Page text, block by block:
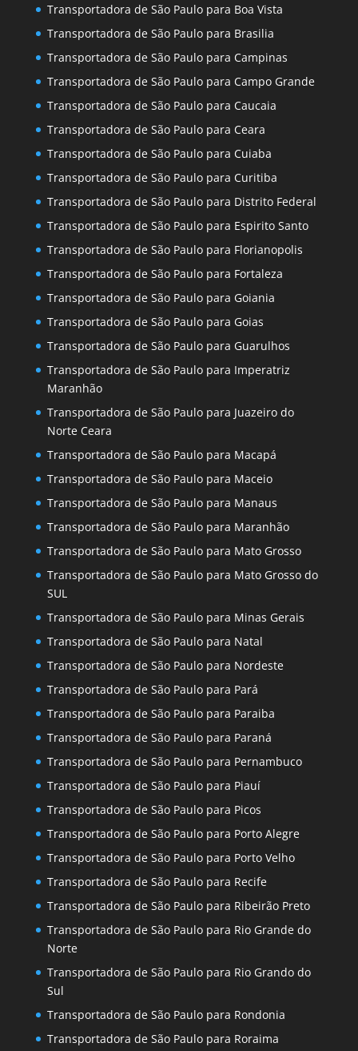
Transportadora de São Paulo para Boa Vista
Transportadora de São Paulo para Brasilia
Transportadora de São Paulo para Campinas
Transportadora de São Paulo para Campo Grande
Transportadora de São Paulo para Caucaia
Transportadora de São Paulo para Ceara
Transportadora de São Paulo para Cuiaba
Transportadora de São Paulo para Curitiba
Transportadora de São Paulo para Distrito Federal
Transportadora de São Paulo para Espirito Santo
Transportadora de São Paulo para Florianopolis
Transportadora de São Paulo para Fortaleza
Transportadora de São Paulo para Goiania
Transportadora de São Paulo para Goias
Transportadora de São Paulo para Guarulhos
Transportadora de São Paulo para Imperatriz
Maranhão
Transportadora de São Paulo para Juazeiro do
Norte Ceara
Transportadora de São Paulo para Macapá
Transportadora de São Paulo para Maceio
Transportadora de São Paulo para Manaus
Transportadora de São Paulo para Maranhão
Transportadora de São Paulo para Mato Grosso
Transportadora de São Paulo para Mato Grosso do
SUL
Transportadora de São Paulo para Minas Gerais
Transportadora de São Paulo para Natal
Transportadora de São Paulo para Nordeste
Transportadora de São Paulo para Pará
Transportadora de São Paulo para Paraiba
Transportadora de São Paulo para Paraná
Transportadora de São Paulo para Pernambuco
Transportadora de São Paulo para Piauí
Transportadora de São Paulo para Picos
Transportadora de São Paulo para Porto Alegre
Transportadora de São Paulo para Porto Velho
Transportadora de São Paulo para Recife
Transportadora de São Paulo para Ribeirão Preto
Transportadora de São Paulo para Rio Grande do
Norte
Transportadora de São Paulo para Rio Grando do
Sul
Transportadora de São Paulo para Rondonia
Transportadora de São Paulo para Roraima